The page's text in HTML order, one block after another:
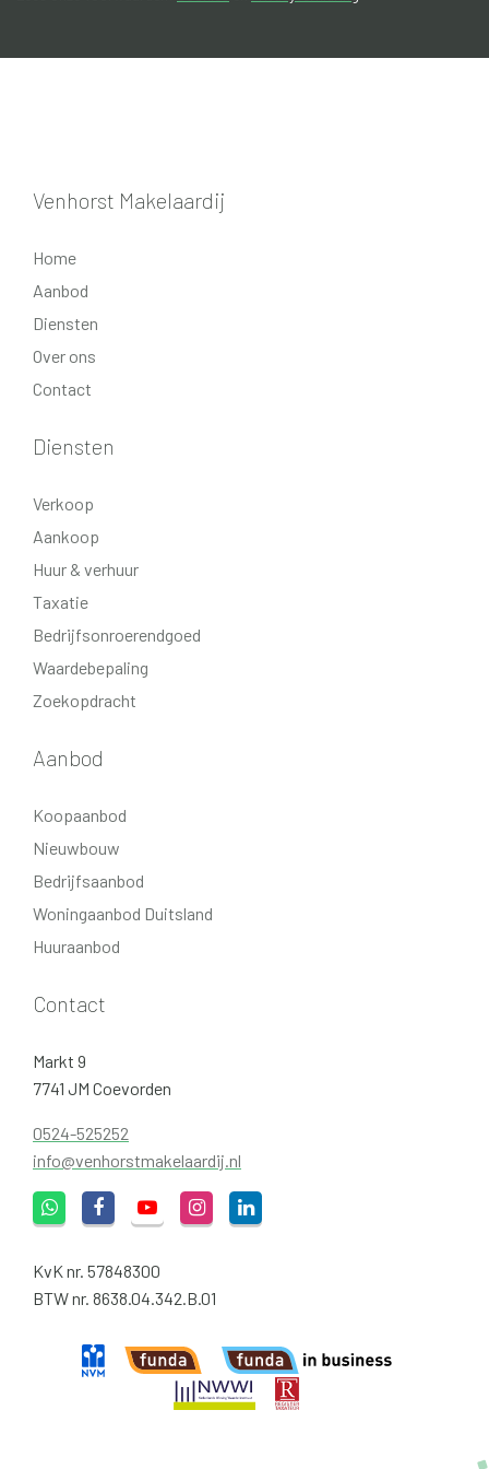
Venhorst Makelaardij
Home
Aanbod
Diensten
Over ons
Contact
Diensten
Verkoop
Aankoop
Huur & verhuur
Taxatie
Bedrijfsonroerendgoed
Waardebepaling
Zoekopdracht
Aanbod
Koopaanbod
Nieuwbouw
Bedrijfsaanbod
Woningaanbod Duitsland
Huuraanbod
Contact
Markt 9
7741 JM Coevorden
0524-525252
info@venhorstmakelaardij.nl
KvK nr. 57848300
BTW nr. 8638.04.342.B.01